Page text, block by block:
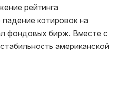
рейтинга
котировок на
фондовых бирж. Вместе с
американской